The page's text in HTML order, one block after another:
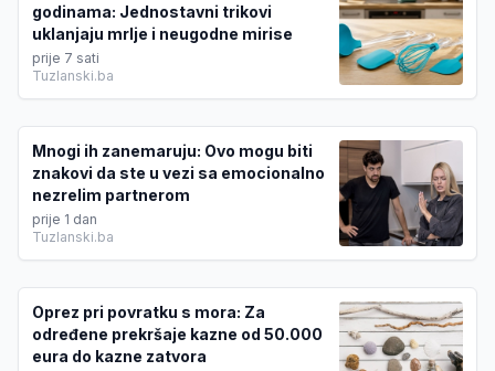
godinama: Jednostavni trikovi
uklanjaju mrlje i neugodne mirise
prije 7 sati
Tuzlanski.ba
Mnogi ih zanemaruju: Ovo mogu biti
znakovi da ste u vezi sa emocionalno
nezrelim partnerom
prije 1 dan
Tuzlanski.ba
Oprez pri povratku s mora: Za
određene prekršaje kazne od 50.000
eura do kazne zatvora